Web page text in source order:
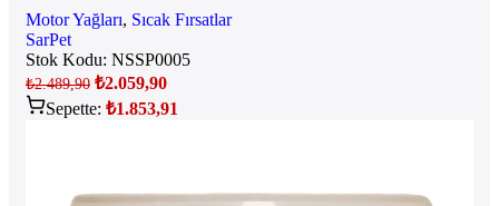
Motor Yağları, Sıcak Fırsatlar
SarPet
Stok Kodu: NSSP0005
₺2.489,90 ₺2.059,90
Sepette: ₺1.853,91